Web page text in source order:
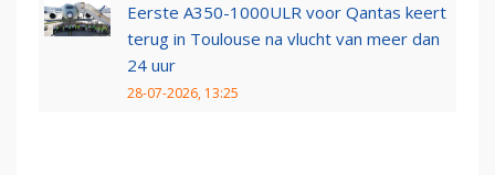
Eerste A350-1000ULR voor Qantas keert
terug in Toulouse na vlucht van meer dan
24 uur
28-07-2026, 13:25